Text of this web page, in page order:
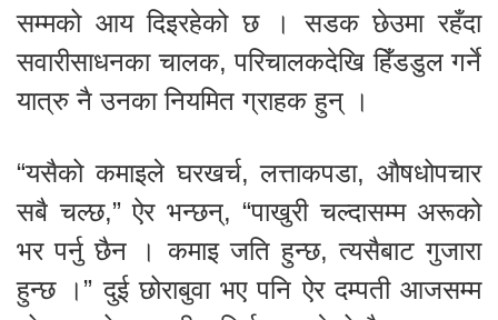
सम्मको आय दिइरहेको छ । सडक छेउमा रहँदा
सवारीसाधनका चालक, परिचालकदेखि हिँडडुल गर्ने
यात्रु नै उनका नियमित ग्राहक हुन् ।
“यसैको कमाइले घरखर्च, लत्ताकपडा, औषधोपचार
सबै चल्छ,” ऐर भन्छन्, “पाखुरी चल्दासम्म अरूको
भर पर्नु छैन । कमाइ जति हुन्छ, त्यसैबाट गुजारा
हुन्छ ।” दुई छोराबुवा भए पनि ऐर दम्पती आजसम्म